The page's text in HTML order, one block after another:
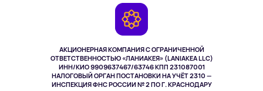
АКЦИОНЕРНАЯ КОМПАНИЯ С ОГРАНИЧЕННОЙ
ОТВЕТСТВЕННОСТЬЮ «ЛАНИАКЕЯ» (LANIAKEA LLC)
ИНН/КИО 9909637467/63746 КПП 231087001
НАЛОГОВЫЙ ОРГАН ПОСТАНОВКИ НА УЧЁТ 2310 —
ИНСПЕКЦИЯ ФНС РОССИИ № 2 ПО Г. КРАСНОДАРУ
Здоровье питомцев